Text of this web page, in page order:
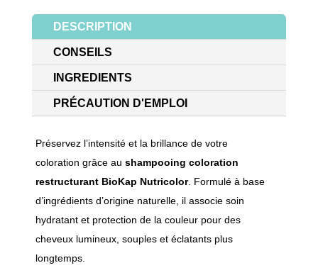
DESCRIPTION
CONSEILS
INGREDIENTS
PRÉCAUTION D'EMPLOI
Préservez l’intensité et la brillance de votre
coloration grâce au shampooing coloration
restructurant BioKap Nutricolor. Formulé à base
d’ingrédients d’origine naturelle, il associe soin
hydratant et protection de la couleur pour des
cheveux lumineux, souples et éclatants plus
longtemps.